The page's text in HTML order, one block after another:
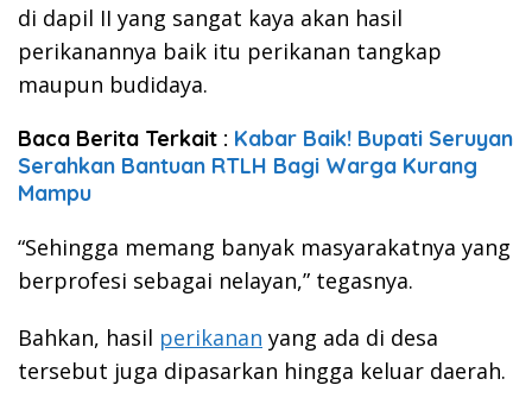
di dapil II yang sangat kaya akan hasil
perikanannya baik itu perikanan tangkap
maupun budidaya.
Baca Berita Terkait : Kabar Baik! Bupati Seruyan
Serahkan Bantuan RTLH Bagi Warga Kurang
Mampu
“Sehingga memang banyak masyarakatnya yang
berprofesi sebagai nelayan,” tegasnya.
Bahkan, hasil perikanan yang ada di desa
tersebut juga dipasarkan hingga keluar daerah.